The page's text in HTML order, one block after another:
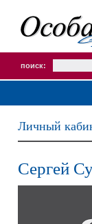
поиск:
Личный
Сергей